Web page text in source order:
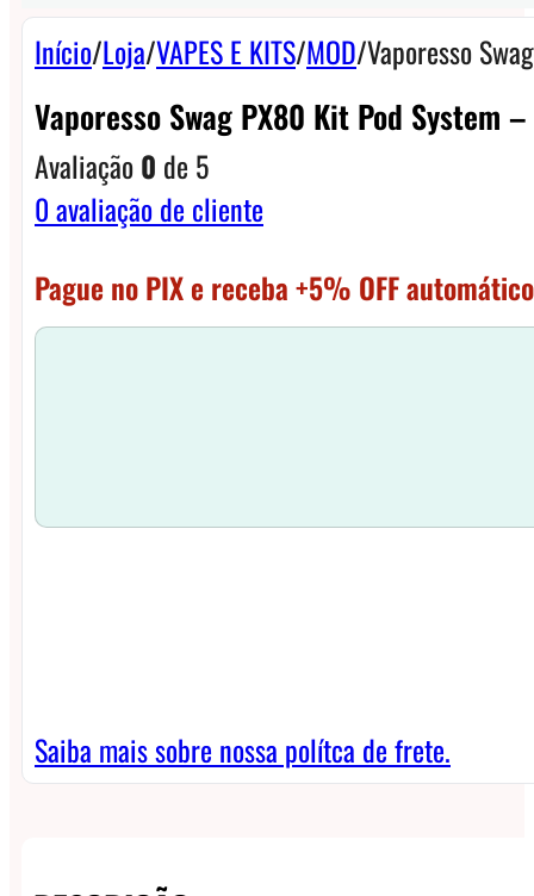
Início/Loja/VAPES E KITS/MOD/Vaporesso
Vaporesso Swag PX80 Kit Pod System
Avaliação0 de 5
0avaliação de cliente
Pague no PIX e receba +5% OFF
Saiba mais sobre nossa polítca de frete.